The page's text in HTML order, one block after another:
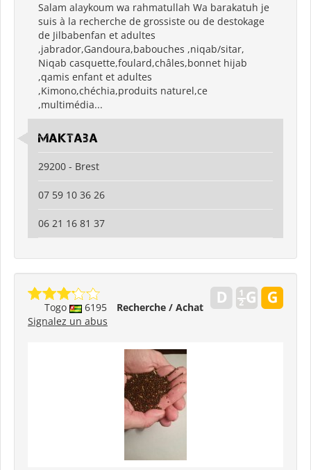
Salam alaykoum wa rahmatullah Wa barakatuh je
suis à la recherche de grossiste ou de destokage
de Jilbabenfan et adultes
,jabrador,Gandoura,babouches ,niqab/sitar,
Niqab casquette,foulard,châles,bonnet hijab
,qamis enfant et adultes
,Kimono,chéchia,produits naturel,ce
,multimédia...
Maktaba
29200 - Brest
07 59 10 36 26
06 21 16 81 37
Togo 6195
Recherche / Achat
Signalez un abus